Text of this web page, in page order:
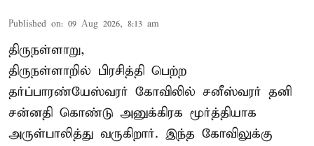
Published on: 09 Aug 2026, 8:13 am
திருநள்ளாறு,
திருநள்ளாறில் பிரசித்தி பெற்ற
தர்ப்பாரண்யேஸ்வரர் கோவிலில் சனீஸ்வரர் தனி
சன்னதி கொண்டு அனுக்கிரக மூர்த்தியாக
அருள்பாலித்து வருகிறார். இந்த கோவிலுக்கு